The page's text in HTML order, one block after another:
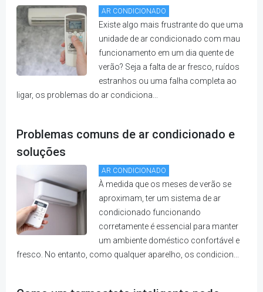
AR CONDICIONADO
Existe algo mais frustrante do que uma
unidade de ar condicionado com mau
funcionamento em um dia quente de
verão? Seja a falta de ar fresco, ruídos
estranhos ou uma falha completa ao
ligar, os problemas do ar condiciona...
Problemas comuns de ar condicionado e
soluções
AR CONDICIONADO
À medida que os meses de verão se
aproximam, ter um sistema de ar
condicionado funcionando
corretamente é essencial para manter
um ambiente doméstico confortável e
fresco. No entanto, como qualquer aparelho, os condicion...